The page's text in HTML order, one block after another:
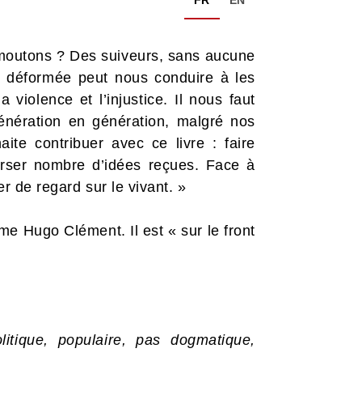
? Des suiveurs, sans aucune
peut nous conduire à les
violence et l’injustice. Il nous faut
en génération, malgré nos
contribuer avec ce livre : faire
nombre d’idées reçues. Face à
de regard sur le vivant. »
Hugo Clément. Il est « sur le front
populaire, pas dogmatique,